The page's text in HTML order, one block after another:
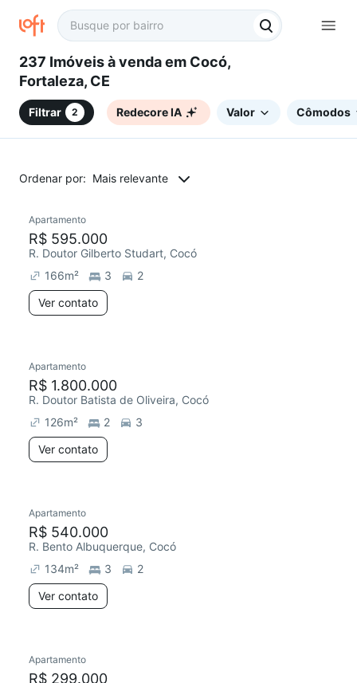
237 Imóveis à venda em Cocó,
Fortaleza, CE
Filtrar 2 Redecore IA Valor Cômodos
Ordenar por: Mais relevante
Chegou há 4 dias
Apartamento
R$ 595.000
R. Doutor Gilberto Studart, Cocó
166m² 3
2
Ver contato
Redecorar
Apartamento
R$ 1.800.000
R. Doutor Batista de Oliveira, Cocó
126m² 2
3
Ver contato
Apartamento
R$ 540.000
R. Bento Albuquerque, Cocó
134m² 3
2
Ver contato
Redecorar
Apartamento
R$ 299.000